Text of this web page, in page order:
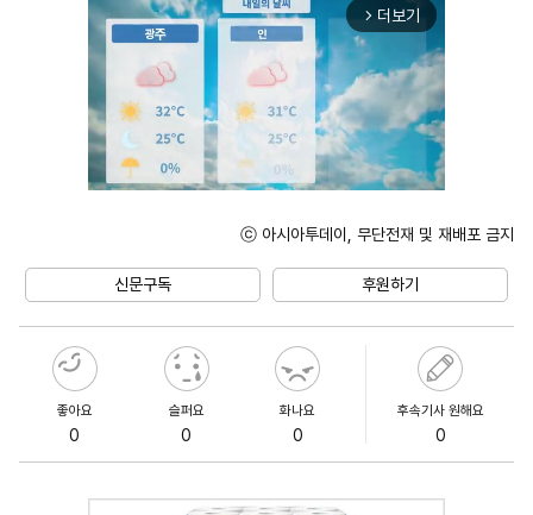
arrow_forward_ios 더보기
ⓒ 아시아투데이, 무단전재 및 재배포 금지
신문구독 후원하기
좋아요
0
슬퍼요
0
화나요
0
후속기사 원해요
0